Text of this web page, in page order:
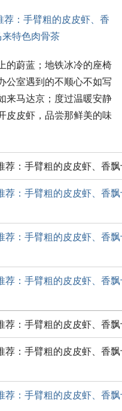
的蔚蓝；地铁冰冷的座椅
公室遇到的不顺心不如写
来马达京；度过温暖安静
皮皮虾，品尝那鲜美的味